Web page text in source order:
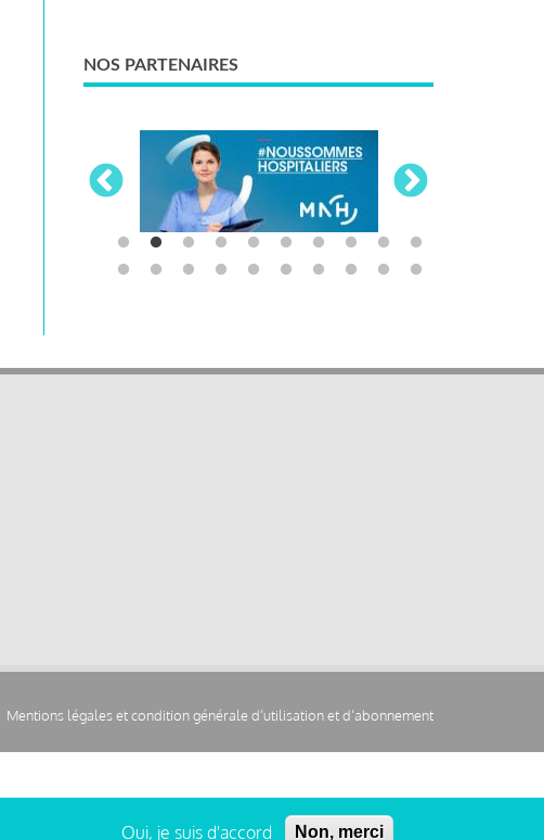
NOS PARTENAIRES
Mentions légales et condition générale d’utilisation et d’abonnement
Oui, je suis d'accord Non, merci